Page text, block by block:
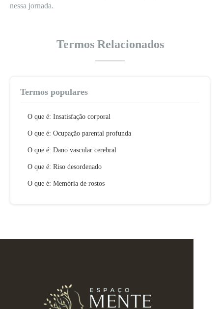
nessa jornada.
Termos Relacionados
Termos populares
O que é: Insatisfação corporal
O que é: Ocupação parental profunda
O que é: Dano vascular cerebral
O que é: Riso desordenado
O que é: Memória de rostos